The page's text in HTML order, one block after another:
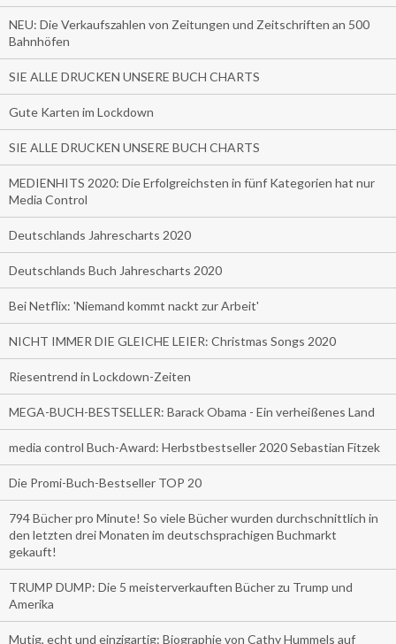
NEU: Die Verkaufszahlen von Zeitungen und Zeitschriften an 500
Bahnhöfen
SIE ALLE DRUCKEN UNSERE BUCH CHARTS
Gute Karten im Lockdown
SIE ALLE DRUCKEN UNSERE BUCH CHARTS
MEDIENHITS 2020: Die Erfolgreichsten in fünf Kategorien hat nur
Media Control
Deutschlands Jahrescharts 2020
Deutschlands Buch Jahrescharts 2020
Bei Netflix: 'Niemand kommt nackt zur Arbeit'
NICHT IMMER DIE GLEICHE LEIER: Christmas Songs 2020
Riesentrend in Lockdown-Zeiten
MEGA-BUCH-BESTSELLER: Barack Obama - Ein verheißenes Land
media control Buch-Award: Herbstbestseller 2020 Sebastian Fitzek
Die Promi-Buch-Bestseller TOP 20
794 Bücher pro Minute! So viele Bücher wurden durchschnittlich in
den letzten drei Monaten im deutschsprachigen Buchmarkt
gekauft!
TRUMP DUMP: Die 5 meisterverkauften Bücher zu Trump und
Amerika
Mutig, echt und einzigartig: Biographie von Cathy Hummels auf